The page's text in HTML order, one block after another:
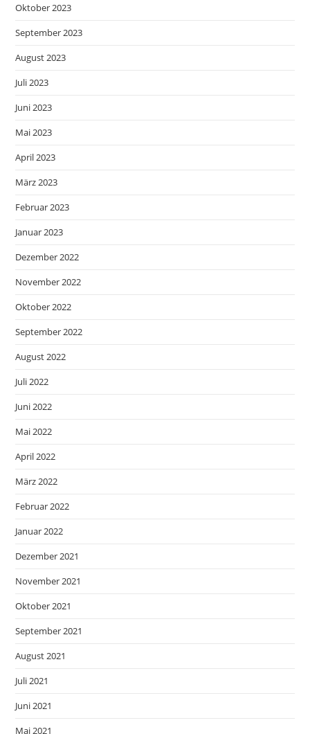
Oktober 2023
September 2023
August 2023
Juli 2023
Juni 2023
Mai 2023
April 2023
März 2023
Februar 2023
Januar 2023
Dezember 2022
November 2022
Oktober 2022
September 2022
August 2022
Juli 2022
Juni 2022
Mai 2022
April 2022
März 2022
Februar 2022
Januar 2022
Dezember 2021
November 2021
Oktober 2021
September 2021
August 2021
Juli 2021
Juni 2021
Mai 2021